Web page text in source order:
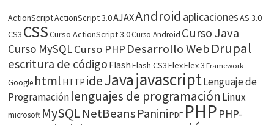
ActionScriptActionScript 3.0AJAXAndroid aplicacionesAS 3.0
CS3 CSSCurso ActionScript 3.0Curso Android Curso Java
Curso MySQLCurso PHP Desarrollo WebDrupal
escritura de código FlashFlash CS3FlexFlex 3 Framework
Google html HTTP ideJavajavascriptLenguaje de
Programaciónlenguajes de programación Linux
microsoft MySQLNetBeans Panini PDF PHP PHP-